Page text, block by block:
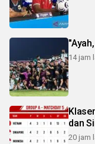
14 jam
dan
20 jam